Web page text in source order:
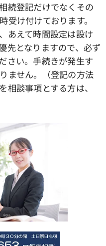
続登記だけでなくその
受け付けております。
あえて時間設定は設け
先となりますので、必ず
さい。手続きが発生す
ません。（登記の方法
相談事項とする方は、